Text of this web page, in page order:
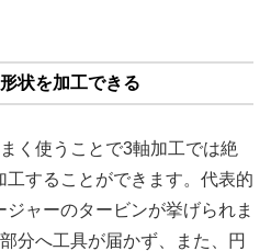
状を加工できる
く使うことで3軸加工では絶
することができます。代表的
ャーのタービンが挙げられま
分へ工具が届かず、また、円